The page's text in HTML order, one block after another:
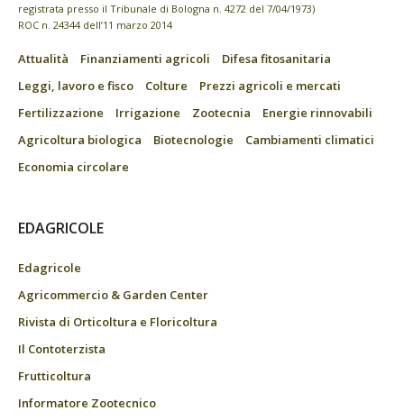
registrata presso il Tribunale di Bologna n. 4272 del 7/04/1973)
ROC n. 24344 dell’11 marzo 2014
Attualità Finanziamenti agricoli
Difesa fitosanitaria
Leggi, lavoro e fisco
Colture
Prezzi agricoli e mercati
Fertilizzazione
Irrigazione Zootecnia
Energie rinnovabili
Agricoltura biologica
Biotecnologie
Cambiamenti climatici
Economia circolare
EDAGRICOLE
Edagricole
Agricommercio & Garden Center
Rivista di Orticoltura e Floricoltura
Il Contoterzista
Frutticoltura
Informatore Zootecnico